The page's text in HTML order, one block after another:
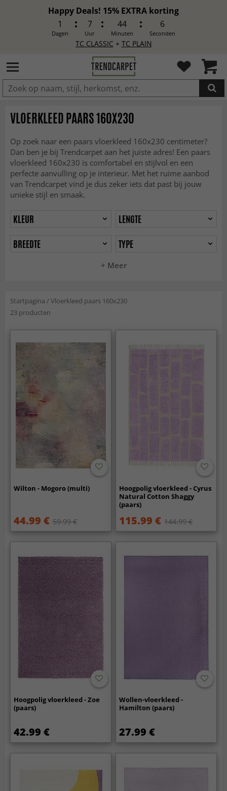
Happy Deals! 15% EXTRA korting
1
Dagen
7
Uur
44
Minuten
4
Seconden
TC CLASSIC + TC PLAIN
IN DE WINKELWAGEN GELEGD
VLOERKLEED PAARS 160X230
Op zoek naar een paars vloerkleed 160x230 centimeter?
Dan ben je bij Trendcarpet aan het juiste adres! Een paars
vloerkleed 160x230 is comfortabel en stijlvol en een
perfecte aanvulling op je interieur. Met het ruime aanbod
van Trendcarpet vind je dus zeker iets dat past bij jouw
unieke stijl en smaak.
+ Meer
KLEUR
LENGTE
BREEDTE
TYPE
Startpagina /Vloerkleed paars 160x230
23 producten
Wilton - Mogoro (multi)
44.99 € 59.99 €
Hoogpolig vloerkleed - Cyrus
Natural Cotton Shaggy
(paars)
115.99 € 144.99 €
Hoogpolig vloerkleed - Zoe
(paars)
42.99 €
Wollen-vloerkleed -
Hamilton (paars)
27.99 €